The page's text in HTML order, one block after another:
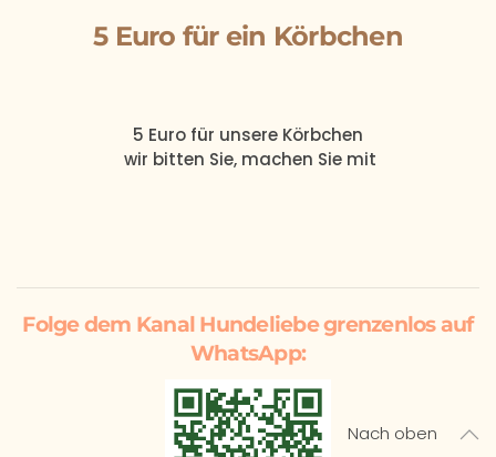
5 Euro für ein Körbchen
5 Euro für unsere Körbchen
wir bitten Sie, machen Sie mit
Folge dem Kanal Hundeliebe grenzenlos auf
WhatsApp:
Nach oben